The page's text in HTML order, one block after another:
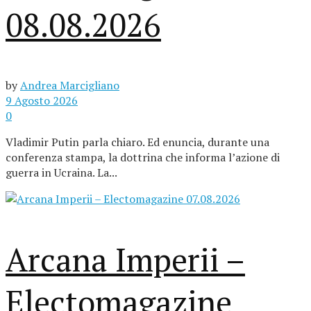
08.08.2026
byAndrea Marcigliano
9 Agosto 2026
0
Vladimir Putin parla chiaro. Ed enuncia, durante una
conferenza stampa, la dottrina che informa l’azione di
guerra in Ucraina. La...
Arcana Imperii –
Electomagazine